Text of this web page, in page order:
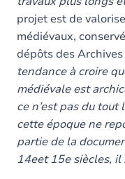
projet est de
médiévaux,
dépôts des
tendance à croire
médiévale est
ce n’est pas du tout
cette époque ne
partie de la
14eet 15e siècles,